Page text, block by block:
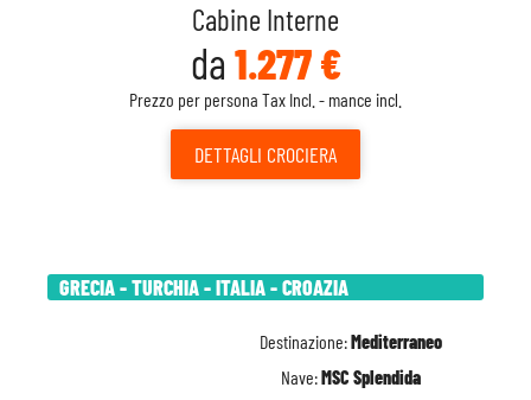
Cabine Interne
da 1.277 €
Prezzo per persona Tax Incl. - mance incl.
DETTAGLI CROCIERA
GRECIA - TURCHIA - ITALIA - CROAZIA
Destinazione:Mediterraneo
Nave:MSC Splendida